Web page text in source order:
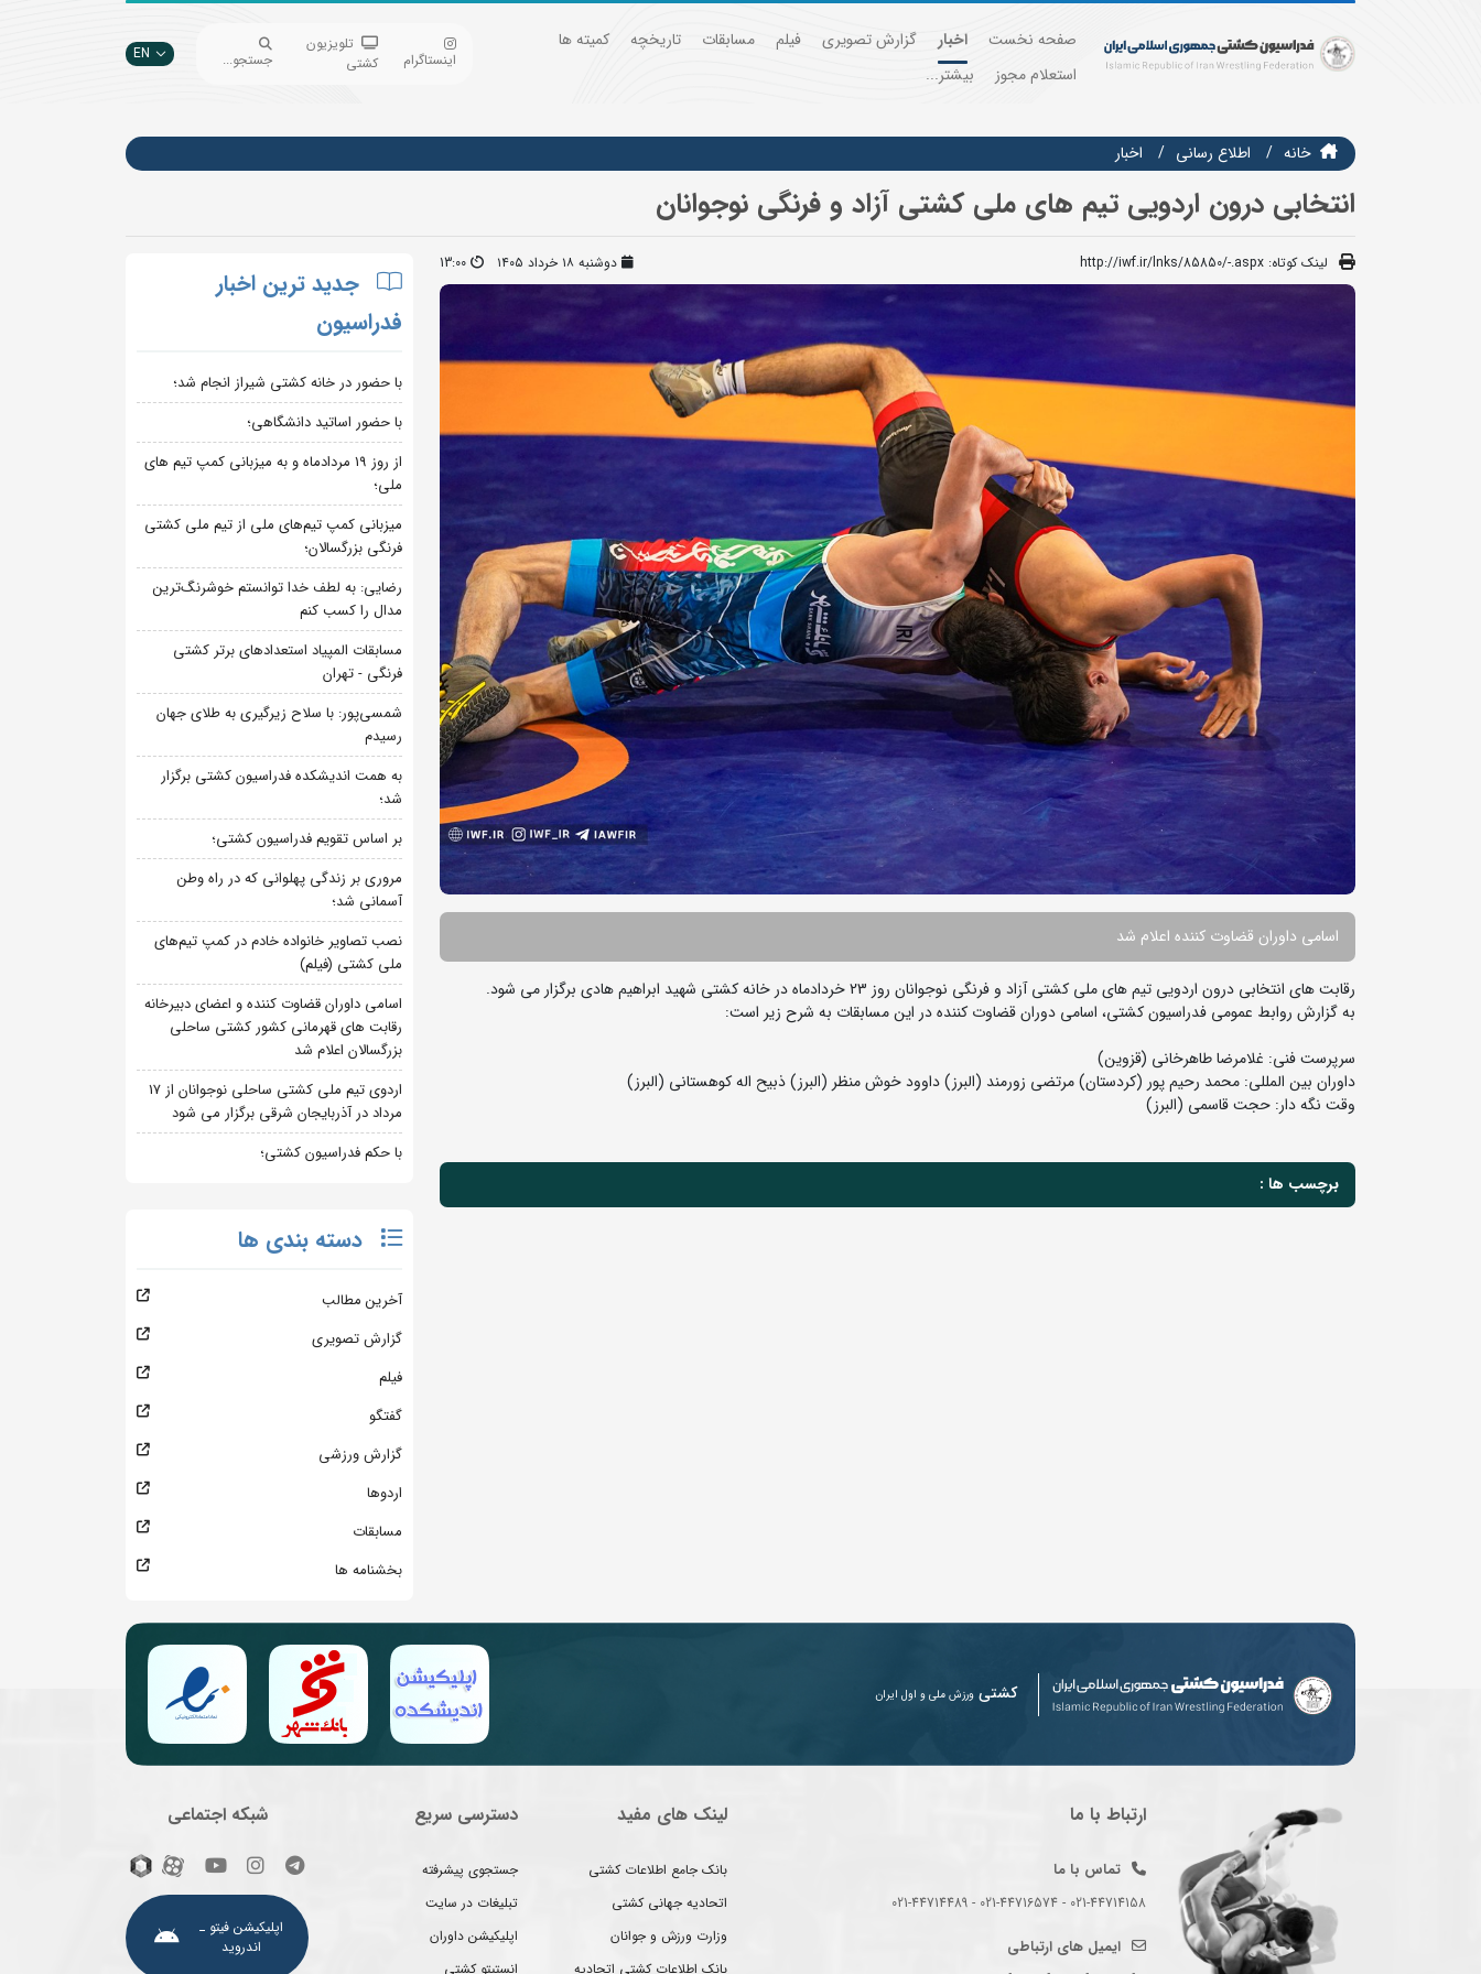
صفحه نخست اخبار گزارش تصویری فیلم مسابقات تاریخچه
کمیته ها
استعلام مجوز
بیشتر...
اینستاگرام
تلویزیون
کشتی
جستجو... EN
خانه اطلاع رسانی اخبار
انتخابی درون اردویی تیم های ملی کشتی آزاد و فرنگی نوجوانان
لینک کوتاه: http://iwf.ir/lnks/85850/-.aspx دوشنبه ۱۸ خرداد ۱۴۰۵ 13:00
اسامی داوران قضاوت کننده اعلام شد
رقابت های انتخابی درون اردویی تیم های ملی کشتی آزاد و فرنگی نوجوانان روز 23 خردادماه در خانه کشتی شهید ابراهیم هادی برگزار می شود.
به گزارش روابط عمومی فدراسیون کشتی، اسامی دوران قضاوت کننده در این مسابقات به شرح زیر است:
سرپرست فنی: غلامرضا طاهرخانی (قزوین)
داوران بین المللی: محمد رحیم پور (کردستان) مرتضی زورمند (البرز) داوود خوش منظر (البرز) ذبیح اله کوهستانی (البرز)
وقت نگه دار: حجت قاسمی (البرز)
برچسب ها :
جدید ترین اخبار
فدراسیون
با حضور در خانه کشتی شیراز انجام شد؛
با حضور اساتید دانشگاهی؛
از روز 19 مردادماه و به میزبانی کمپ تیم های
ملی؛
میزبانی کمپ تیم‌های ملی از تیم ملی کشتی
فرنگی بزرگسالان؛
رضایی: به لطف خدا توانستم خوشرنگ‌ترین
مدال را کسب کنم
مسابقات المپیاد استعدادهای برتر کشتی
فرنگی - تهران
شمسی‌پور: با سلاح زیرگیری به طلای جهان
رسیدم
به همت اندیشکده فدراسیون کشتی برگزار
شد؛
بر اساس تقویم فدراسیون کشتی؛
مروری بر زندگی پهلوانی که در راه وطن
آسمانی شد؛
نصب تصاویر خانواده خادم در کمپ تیم‌های
ملی کشتی (فیلم)
اسامی داوران قضاوت کننده و اعضای دبیرخانه
رقابت های قهرمانی کشور کشتی ساحلی
بزرگسالان اعلام شد
اردوی تیم ملی کشتی ساحلی نوجوانان از 17
مرداد در آذربایجان شرقی برگزار می شود
با حکم فدراسیون کشتی؛
دسته بندی ها
آخرین مطالب
گزارش تصویری
فیلم
گفتگو
گزارش ورزشی
اردوها
مسابقات
بخشنامه ها
کشتی ورزش ملی و اول ایران
ارتباط با ما
تماس با ما
021-44714158 - 021-44716574 - 021-44714489
ایمیل های ارتباطی
لینک های مفید
بانک جامع اطلاعات کشتی
اتحادیه جهانی کشتی
وزارت ورزش و جوانان
بانک اطلاعات کشتی اتحادیه
دسترسی سریع
جستجوی پیشرفته
تبلیغات در سایت
اپلیکیشن داوران
انستیتو کشتی
شبکه اجتماعی
اپلیکیشن فیتو ـ
اندروید